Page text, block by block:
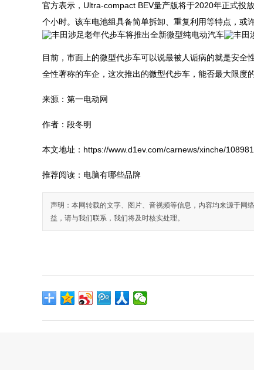
官方表示，Ultra-compact BEV量产版将于2020年正式投
个小时。该车电池组具备简单拆卸、重复利用等特点，或
目前，市面上的微型代步车可以说最被人诟病的就是安
全性著称的车企，这次推出的微型代步车，能否最大限度
来源：第一电动网
作者：段冬明
本文地址：https://www.d1ev.com/carnews/xinche/108981
推荐阅读： 电脑有哪些品牌
声明：本网转载的文字、图片、音视频等信息，内容均来源于网
益，请与我们联系，我们将及时核实处理。